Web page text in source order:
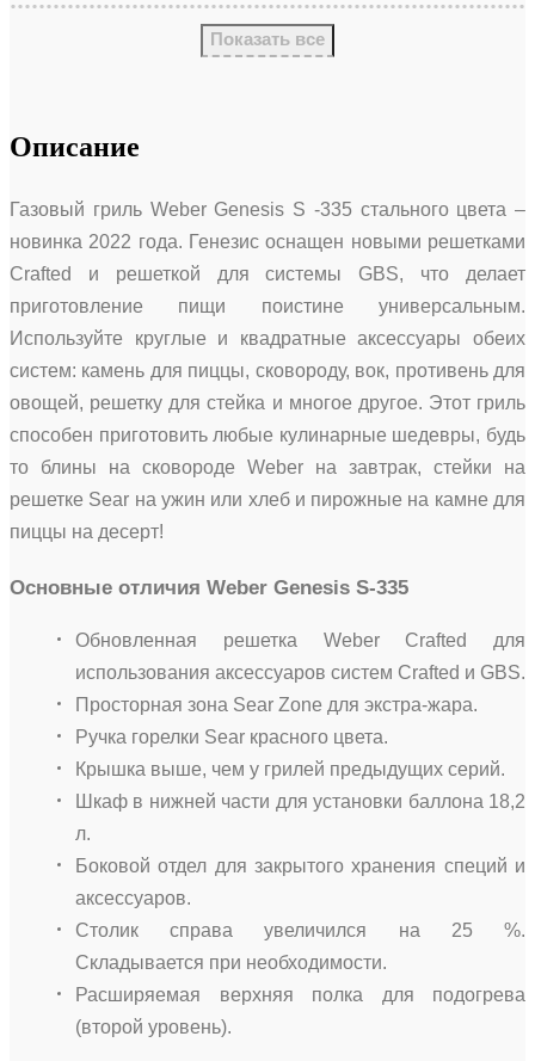
Показать все
Описание
Газовый гриль Weber Genesis S -335 стального цвета –
новинка 2022 года. Генезис оснащен новыми решетками
Crafted и решеткой для системы GBS, что делает
приготовление пищи поистине универсальным.
Используйте круглые и квадратные аксессуары обеих
систем: камень для пиццы, сковороду, вок, противень для
овощей, решетку для стейка и многое другое. Этот гриль
способен приготовить любые кулинарные шедевры, будь
то блины на сковороде Weber на завтрак, стейки на
решетке Sear на ужин или хлеб и пирожные на камне для
пиццы на десерт!
Основные отличия Weber Genesis S-335
Обновленная решетка Weber Crafted для
использования аксессуаров систем Crafted и GBS.
Просторная зона Sear Zone для экстра-жара.
Ручка горелки Sear красного цвета.
Крышка выше, чем у грилей предыдущих серий.
Шкаф в нижней части для установки баллона 18,2
л.
Боковой отдел для закрытого хранения специй и
аксессуаров.
Столик справа увеличился на 25 %.
Складывается при необходимости.
Расширяемая верхняя полка для подогрева
(второй уровень).